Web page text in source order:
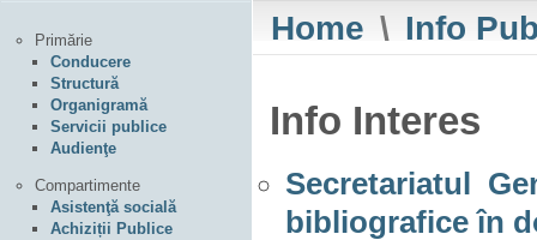
Home \ Info
Info Interes
Secretariatul
bibliografice în
Primărie
Conducere
Structură
Organigramă
Servicii publice
Audienţe
Compartimente
Asistenţă socială
Achiziții Publice